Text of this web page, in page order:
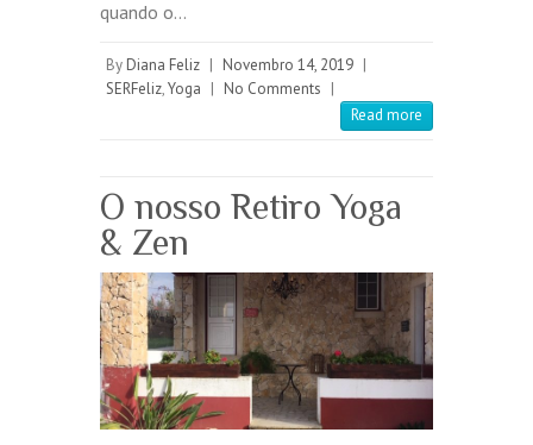
quando o…
By Diana Feliz | Novembro 14, 2019 |
SERFeliz,Yoga | No Comments |
Read more
O nosso Retiro Yoga
& Zen